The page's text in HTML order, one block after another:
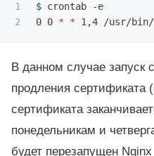
1
$ crontab
-e
0 0 * * 1,4 /usr/bin/
В данном случае запуск
продления сертификата
сертификата
понедельникам и
будет перезапущен Nginx